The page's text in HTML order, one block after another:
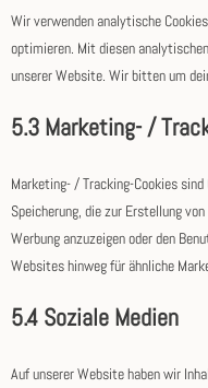
Wir verwenden analytische
optimieren. Mit diesen
unserer Website. Wir bitten um
5.3 Marketing- /
Marketing- / Tracking-Cookies
Speicherung, die zur Erstellung
Werbung anzuzeigen oder den
Websites hinweg für ähnliche
5.4 Soziale Medien
Auf unserer Website haben wir